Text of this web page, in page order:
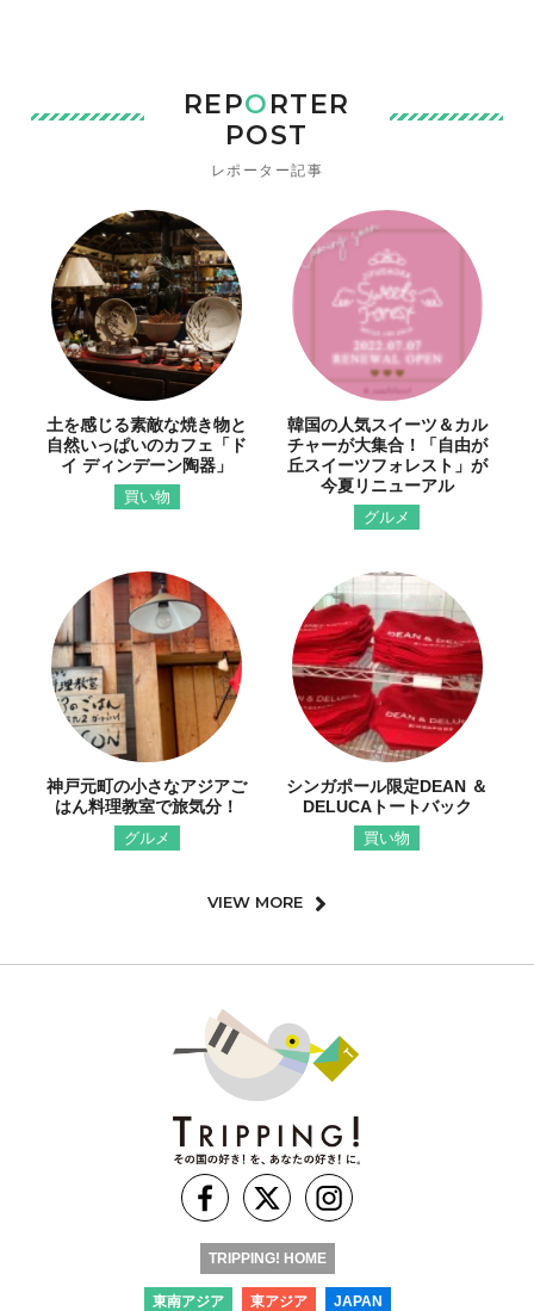
REPORTER
POST
レポーター記事
土を感じる素敵な焼き物と
自然いっぱいのカフェ「ド
イ ディンデーン陶器」
買い物
韓国の人気スイーツ＆カル
チャーが大集合！「自由が
丘スイーツフォレスト」が
今夏リニューアル
グルメ
神戸元町の小さなアジアご
はん料理教室で旅気分！
グルメ
シンガポール限定DEAN ＆
DELUCAトートバック
買い物
VIEW MORE
TRIPPING! HOME
東南アジア 東アジア JAPAN